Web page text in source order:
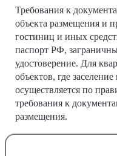
Требования к документам для заселения зависят от типа
объекта размещения и
гостиниц и иных
паспорт РФ,
удостоверение. Для
объектов, где
осуществляется по
требования к
размещения.